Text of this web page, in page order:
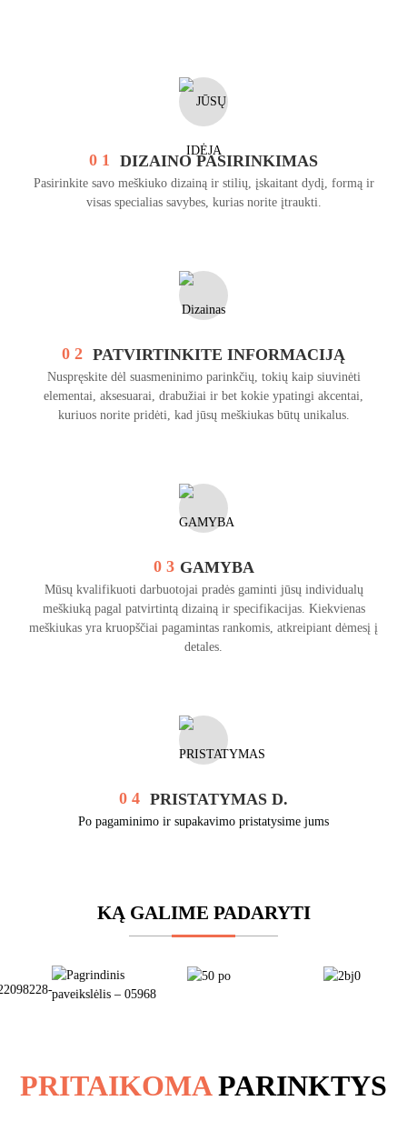
0 1 DIZAINO PASIRINKIMAS
Pasirinkite savo meškiuko dizainą ir stilių, įskaitant dydį, formą ir
visas specialias savybes, kurias norite įtraukti.
0 2 PATVIRTINKITE INFORMACIJĄ
Nuspręskite dėl suasmeninimo parinkčių, tokių kaip siuvinėti
elementai, aksesuarai, drabužiai ir bet kokie ypatingi akcentai,
kuriuos norite pridėti, kad jūsų meškiukas būtų unikalus.
0 3 GAMYBA
Mūsų kvalifikuoti darbuotojai pradės gaminti jūsų individualų
meškiuką pagal patvirtintą dizainą ir specifikacijas. Kiekvienas
meškiukas yra kruopščiai pagamintas rankomis, atkreipiant dėmesį į
detales.
0 4 PRISTATYMAS D.
Po pagaminimo ir supakavimo pristatysime jums
KĄ GALIME PADARYTI
PRITAIKOMAPARINKTYS